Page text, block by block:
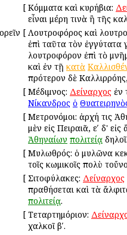
[ Κόμματα καὶ κυρήβια:
εἶναι μέρη τινὰ ἢ τῆς
[ Λουτροφόρος καὶ
ἐπὶ ταῦτα τὸν
λουτροφόρον ἐπὶ τὸ
καὶ ἐν τῇ κατὰ
πρότερον δὲ Καλλιρρόης,
[ Μέδιμνος: Δείναρχος ἐν
Νίκανδρος ὁ
[ Μετρονόμοι: ἀρχή τις
μὲν εἰς Πειραιᾶ, εʹ δ'
Ἀθηναίων πολιτείᾳ δηλοῖ.
[ Μυλωθρός: ὁ μυλῶνα
τοῖς κωμικοῖς πολὺ
[ Σιτοφύλακες: Δείναρχος
πραθήσεται καὶ τὰ
πολιτείᾳ.
[ Τεταρτημόριον:
χαλκοῖ βʹ.